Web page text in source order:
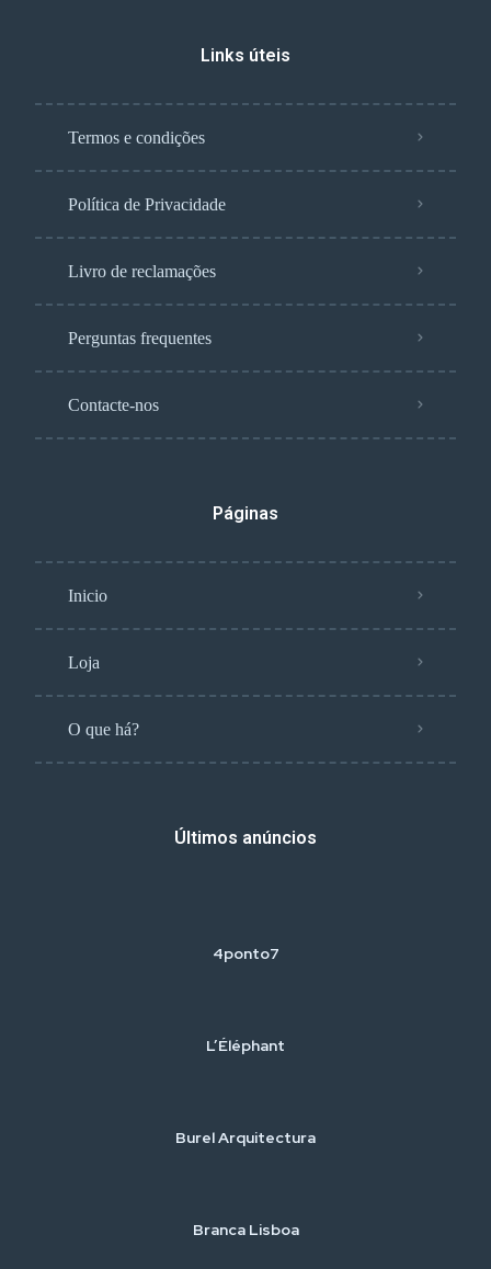
Links úteis
Termos e condições
Política de Privacidade
Livro de reclamações
Perguntas frequentes
Contacte-nos
Páginas
Inicio
Loja
O que há?
Últimos anúncios
4ponto7
L’Éléphant
Burel Arquitectura
Branca Lisboa